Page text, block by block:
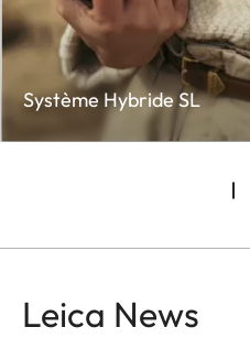
Système Hybride SL
Leica News